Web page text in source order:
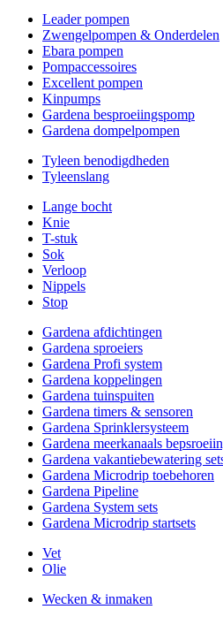
Leader pompen
Zwengelpompen & Onderdelen
Ebara pompen
Pompaccessoires
Excellent pompen
Kinpumps
Gardena besproeiingspomp
Gardena dompelpompen
Tyleen benodigdheden
Tyleenslang
Lange bocht
Knie
T-stuk
Sok
Verloop
Nippels
Stop
Gardena afdichtingen
Gardena sproeiers
Gardena Profi system
Gardena koppelingen
Gardena tuinspuiten
Gardena timers & sensoren
Gardena Sprinklersysteem
Gardena meerkanaals
Gardena vakantiebewatering
Gardena Microdrip toebehoren
Gardena Pipeline
Gardena System sets
Gardena Microdrip startsets
Vet
Olie
Wecken & inmaken